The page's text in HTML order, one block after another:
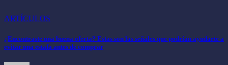
ARTÍCULOS
¿Encontraste una buena oferta? Estas son las señales que podrían ayudarte a
evitar una estafa antes de comprar